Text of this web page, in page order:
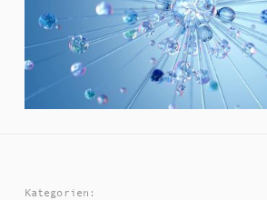
Kategorien: